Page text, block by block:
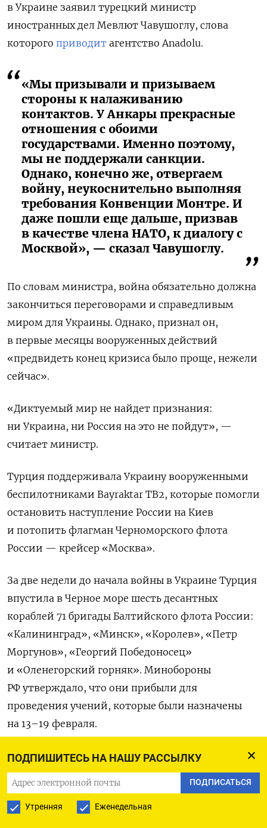
ПОДПИШИТЕСЬ НА НАШУ РАССЫЛКУ
ПОДПИСАТЬСЯ
Утренняя Еженедельная
в Украине заявил турецкий министр
иностранных дел Мевлют Чавушоглу, слова
которого приводит агентство Anadolu.
«Мы призывали и призываем
стороны к налаживанию
контактов. У Анкары прекрасные
отношения с обоими
государствами. Именно поэтому,
мы не поддержали санкции.
Однако, конечно же, отвергаем
войну, неукоснительно выполняя
требования Конвенции Монтре. И
даже пошли еще дальше, призвав
в качестве члена НАТО, к диалогу с
Москвой», — сказал Чавушоглу.
По словам министра, война обязательно должна
закончиться переговорами и справедливым
миром для Украины. Однако, признал он,
в первые месяцы вооруженных действий
«предвидеть конец кризиса было проще, нежели
сейчас».
«Диктуемый мир не найдет признания:
ни Украина, ни Россия на это не пойдут», —
считает министр.
Турция поддерживала Украину вооруженными
беспилотниками Bayraktar TB2, которые помогли
остановить наступление России на Киев
и потопить флагман Черноморского флота
России — крейсер «Москва».
За две недели до начала войны в Украине Турция
впустила в Черное море шесть десантных
кораблей 71 бригады Балтийского флота России:
«Калининград», «Минск», «Королев», «Петр
Моргунов», «Георгий Победоносец»
и «Оленегорский горняк». Минобороны
РФ утверждало, что они прибыли для
проведения учений, которые были назначены
на 13–19 февраля.
Однако после вторженияТурция отказалась
пропускать через проливы Босфор и Дарданеллы
корабли Тихоокеанского флота РФ, ожидавшие
разрешения на вход более девяти месяцев. С тех